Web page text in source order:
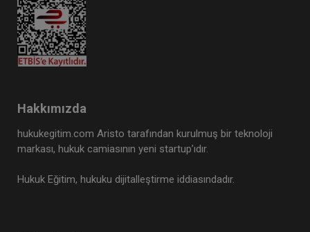
Hakkımızda
hukukegitim.com Aristo tarafından kurulmuş bir teknoloji
markası, hukuk camiasının yeni startup’ıdır.
Hukuk Eğitim, hukuku dijitalleştirme iddiasındadır.